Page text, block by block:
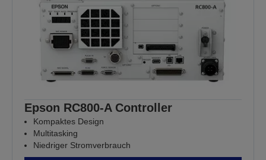
Epson RC800-A Controller
Kompaktes Design
Multitasking
Niedriger Stromverbrauch